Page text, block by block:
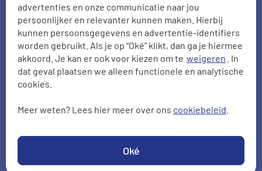
advertenties en onze communicatie naar jou
persoonlijker en relevanter kunnen maken. Hierbij
kunnen persoonsgegevens en advertentie-identifiers
worden gebruikt. Als je op “Oké” klikt, dan ga je hiermee
akkoord. Je kan er ook voor kiezen om te weigeren . In
dat geval plaatsen we alleen functionele en analytische
cookies.
Meer weten? Lees hier meer over ons cookiebeleid
Oké
tevreden bent, maar ook kritiek is welkom: daar
leren we van! Zo kunnen we je in de toekomst
alleen maar beter van dienst zijn. Hieronder lees je
44790ervaringen met onze vergelijkers.
Aanbevelen Vriendelijkheid
NPS